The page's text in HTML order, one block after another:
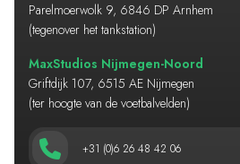
Parelmoerwolk 9, 6846 DP Arnhem
(tegenover het tankstation)
MaxStudios Nijmegen-Noord
Griftdijk 107, 6515 AE Nijmegen
(ter hoogte van de voetbalvelden)
+31 (0)6 26 48 42 06